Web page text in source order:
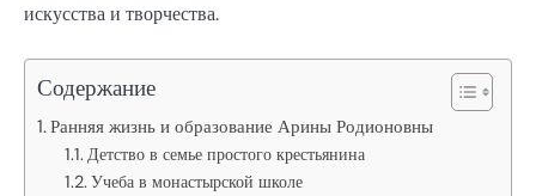
искусства и творчества.
Содержание
Ранняя жизнь и образование Арины Родионовны
Детство в семье простого крестьянина
Учеба в монастырской школе